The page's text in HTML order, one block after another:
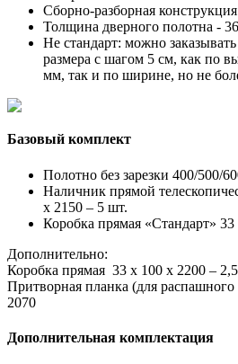
Сборно-разборная конструкция
Толщина дверного полотна -
Не стандарт: можно
размера с шагом 5 см, как по
мм, так и по ширине, но не
Базовый комплект
Полотно без зарезки 400/500/
Наличник прямой
х 2150 – 5 шт.
Коробка прямая «Стандарт»
Дополнительно:
Коробка прямая 33 х 100 х 2200 –
Притворная планка (для
2070
Дополнительная комплектация